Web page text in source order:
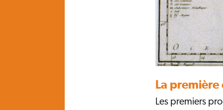
La
Les premiers